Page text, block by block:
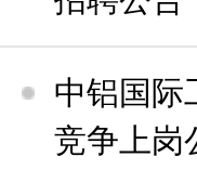
中铝国际
竞争上岗